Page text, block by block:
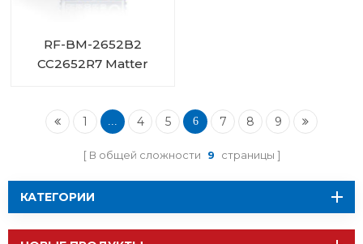
RF-BM-2652B2
CC2652R7 Matter
1 ... 4 5 6 7 8 9
В общей сложности 9 страницы
КАТЕГОРИИ